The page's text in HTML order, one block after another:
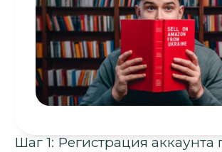
Шаг 1: Регистрация аккаунта